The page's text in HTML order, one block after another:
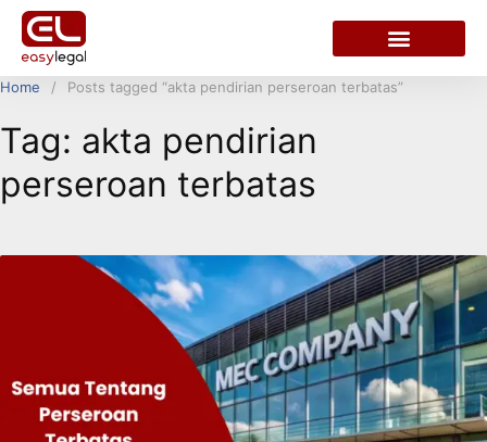
Home Posts tagged “akta pendirian perseroan terbatas”
Tag: akta pendirian
perseroan terbatas